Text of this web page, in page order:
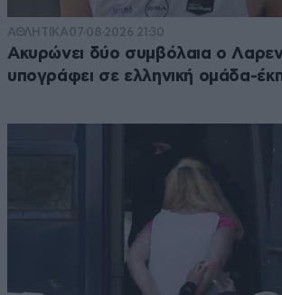
ΑΘΛΗΤΙΚΑ07·08·2026 21:30
Ακυρώνει δύο συμβόλαια ο
υπογράφει σε ελληνική ομάδα-